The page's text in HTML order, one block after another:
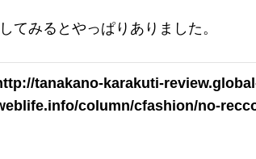
てみるとやっぱりありました。
tanakano-karakuti-
column/cfashion/no-